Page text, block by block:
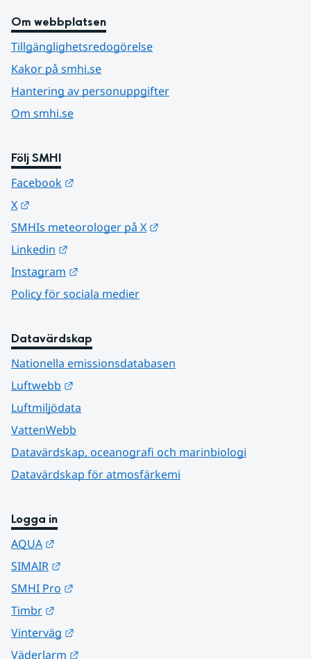
Om webbplatsen
Tillgänglighetsredogörelse
Kakor på smhi.se
Hantering av personuppgifter
Om smhi.se
Följ SMHI
Facebook
X
SMHIs meteorologer på X
Linkedin
Instagram
Policy för sociala medier
Datavärdskap
Nationella emissionsdatabasen
Luftwebb
Luftmiljödata
VattenWebb
Datavärdskap, oceanografi och marinbiologi
Datavärdskap för atmosfärkemi
Logga in
AQUA
SIMAIR
SMHI Pro
Timbr
Vinterväg
Väderlarm